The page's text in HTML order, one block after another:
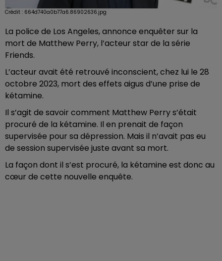
Crédit : 664d740a0b77a6.86902636.jpg
La police de Los Angeles, annonce enquêter sur la
mort de Matthew Perry, l’acteur star de la série
Friends.
L’acteur avait été retrouvé inconscient, chez lui le 28
octobre 2023, mort des effets aigus d’une prise de
kétamine.
Il s’agit de savoir comment Matthew Perry s’était
procuré de la kétamine. Il en prenait de façon
supervisée pour sa dépression. Mais il n’avait pas eu
de session supervisée juste avant sa mort.
La façon dont il s’est procuré, la kétamine est donc au
cœur de cette nouvelle enquête.